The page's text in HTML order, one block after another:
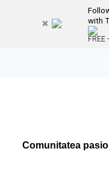
with
FREE
Comunitatea